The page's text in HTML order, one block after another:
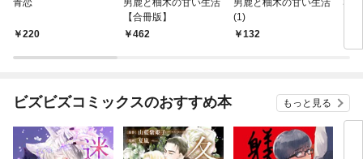
青恋
220
男鹿と柚木の甘い生活
【合冊版】
462
男鹿と柚木の甘い生活
(1)
132
ビズビズコミックスのおすすめ本 もっと見る